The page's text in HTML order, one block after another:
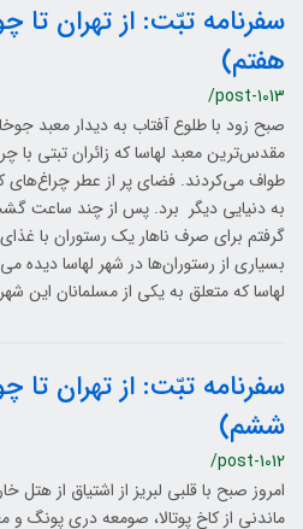
سفرنامه تبّت: از تهران
هفتم)
/post-1013
صبح زود با طلوع آفتاب به دیدار معبد
مقدس‌ترین معبد لهاسا که زائران تبتی
طواف می‌کردند. فضای پر از عطر چراغ‌های
به دنیایی دیگر برد. پس از چند ساعت
گرفتم برای صرف ناهار یک رستوران با
بسیاری از رستوران‌ها در شهر لهاسا
لهاسا که متعلق به یکی از مسلمانان این
سفرنامه تبّت: از تهران
ششم)
/post-1012
امروز صبح با قلبی لبریز از اشتیاق از
ماندنی از کاخ پوتالا، صومعه دری پونگ و